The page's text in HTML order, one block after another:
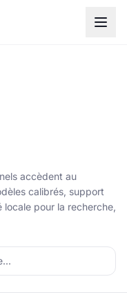
accèdent au
calibrés, support
pour la recherche,